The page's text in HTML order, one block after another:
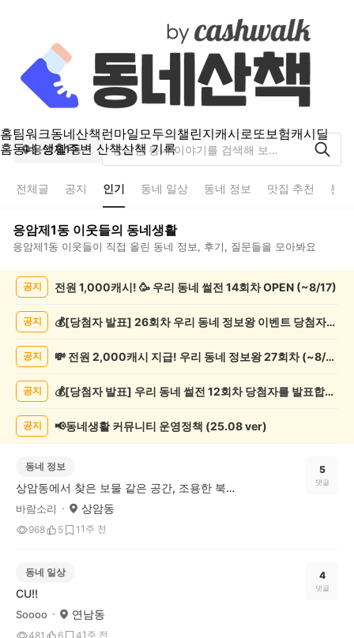
홈팀워크동네산책런마일모두의챌린지캐시로또보험캐시딜
홈동네 생활주변 산책산책 기록
응암제1동
전체글 공지 인기 동네 일상 동네 정보 맛집 추천 분
응암제1동 이웃들의 동네생활
응암제1동 이웃들이 직접 올린 동네 정보, 후기, 질문들을 모아봐요
목
공지 전원 1,000캐시! 🥳 우리 동네 썰전 14회차 OPEN (~8/17)
공지 💰[당첨자 발표] 26회차 우리 동네 정보왕 이벤트 당첨자를 발표합니다!
공지 💸 전원 2,000캐시 지급! 우리 동네 정보왕 27회차 (~8/10)
공지 💰[당첨자 발표] 우리 동네 썰전 12회차 당첨자를 발표합니다!
공지 📢동네생활 커뮤니티 운영정책 (25.08 ver)
동네 정보
상암동에서 찾은 보물 같은 공간, 조용한 북카페산책
바람소리 상암동
968 5 1 1주 전
5
댓글
동네 일상
CU!!
Soooo 연남동
481 6 41주 전
4
댓글